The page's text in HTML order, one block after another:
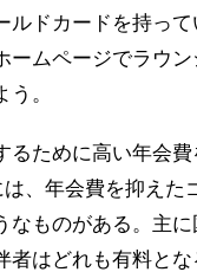
ルドカードを持っ
ームページでラウ
。
るために高い年会
、年会費を抑えた
なものがある。主
はどれも有料とな